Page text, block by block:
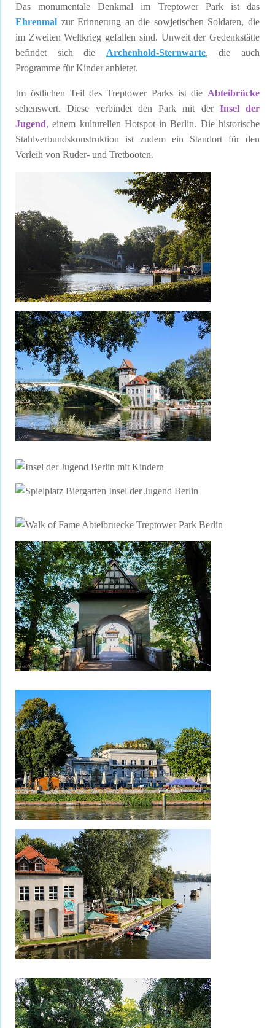
Das monumentale Denkmal im Treptower Park ist das
Ehrenmal zur Erinnerung an die sowjetischen Soldaten, die
im Zweiten Weltkrieg gefallen sind. Unweit der Gedenkstätte
befindet sich die Archenhold-Sternwarte, die auch
Programme für Kinder anbietet.
Im östlichen Teil des Treptower Parks ist die Abteibrücke
sehenswert. Diese verbindet den Park mit der Insel der
Jugend, einem kulturellen Hotspot in Berlin. Die historische
Stahlverbundskonstruktion ist zudem ein Standort für den
Verleih von Ruder- und Tretbooten.